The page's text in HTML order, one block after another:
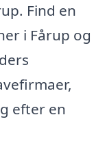
Find en
i Fårup og
efter en